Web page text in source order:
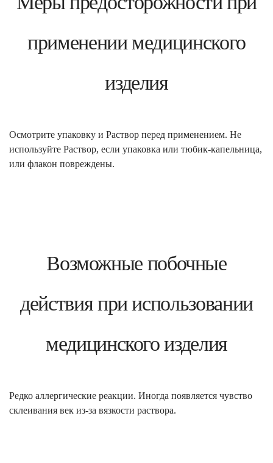
применении медицинского
изделия
Осмотрите упаковку и Раствор перед применением. Не
используйте Раствор, если упаковка или тюбик-капельница,
или флакон повреждены.
Возможные побочные
действия при использовании
медицинского изделия
Редко аллергические реакции. Иногда появляется чувство
склеивания век из-за вязкости раствора.